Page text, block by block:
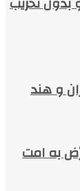
و هند
به امت